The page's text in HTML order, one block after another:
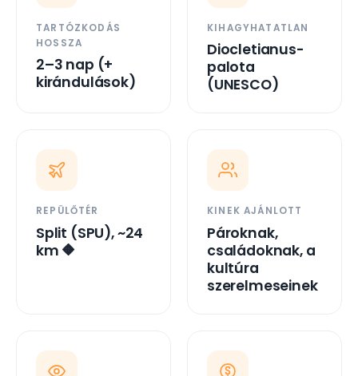
TARTÓZKODÁS
HOSSZA
2–3 nap (+
kirándulások)
KIHAGYHATATLAN
Diocletianus-
palota
(UNESCO)
REPÜLŐTÉR
Split (SPU), ~24
km 🔶
KINEK AJÁNLOTT
Pároknak,
családoknak, a
kultúra
szerelmeseinek